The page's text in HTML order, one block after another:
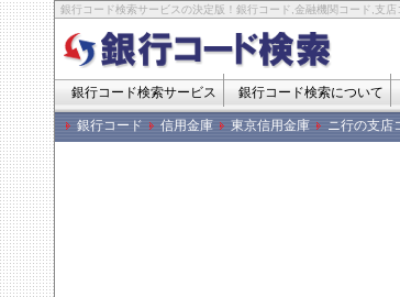
銀行コード検索サービスの決定版！銀行コード,金融機関コード,支店
銀行コード検索サービス 銀行コード検索について
銀行コード
信用金庫 東京信用金庫 ニ行の支店